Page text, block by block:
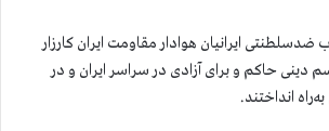
ضدسلطنتی ایرانیان هوادار مقاومت ایران کارزار
دینی حاکم و برای آزادی در سراسر ایران و در
انداختند.